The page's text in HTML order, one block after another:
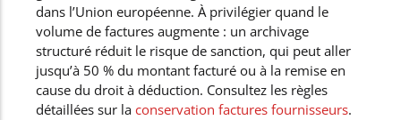
dans l’Union européenne. À privilégier quand le
volume de factures augmente : un archivage
structuré réduit le risque de sanction, qui peut aller
jusqu’à 50 % du montant facturé ou à la remise en
cause du droit à déduction. Consultez les règles
détaillées sur la conservation factures fournisseurs.